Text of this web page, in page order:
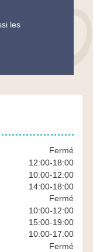
les
Fermé
12:00-18:00
10:00-12:00
14:00-18:00
Fermé
10:00-12:00
15:00-19:00
10:00-17:00
Fermé